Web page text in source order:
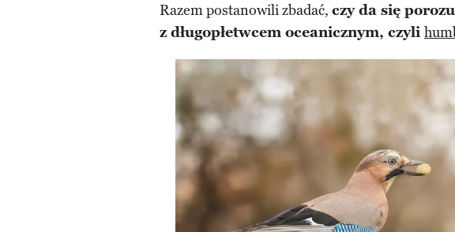
Razem postanowili zbadać, czy da się
z długopłetwcem oceanicznym, czyli